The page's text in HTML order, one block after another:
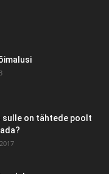
sulle on tähtede poolt